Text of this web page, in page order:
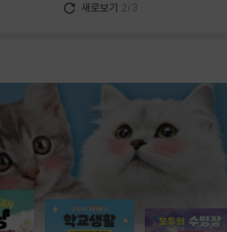
새로보기 2/3